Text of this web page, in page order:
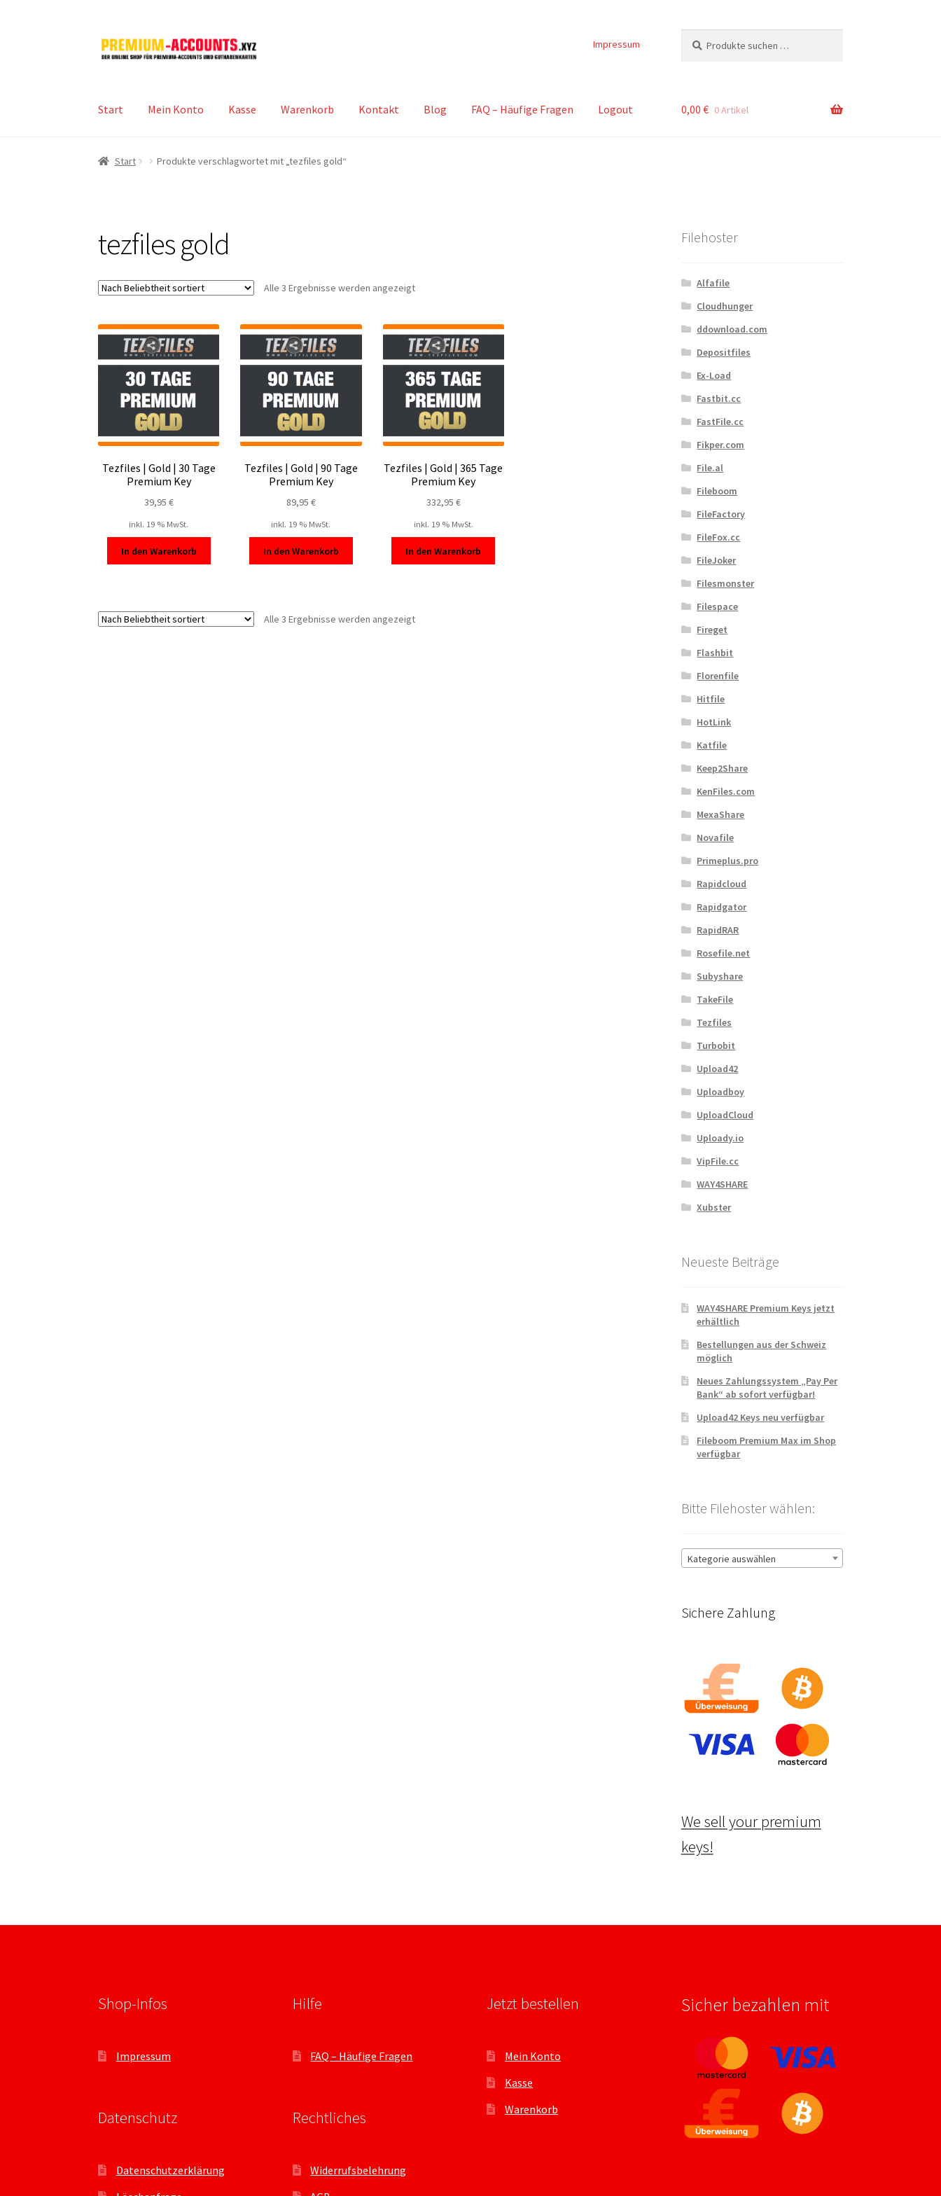
Zur
Navigation
Zum
Inhalt
Impressum
nach:
Start Mein Konto Kasse Warenkorb Kontakt Blog FAQ – Häufige Fragen Logout 0,00 € 0 Artikel
Start Produkte verschlagwortet mit „tezfiles gold“
tezfiles gold
Alle 3 Ergebnisse werden angezeigtNach
Tezfiles | Gold | 30 Tage
Premium Key
39,95 €
inkl. 19 % MwSt.
In den Warenkorb
Tezfiles | Gold | 90 Tage
Premium Key
89,95 €
inkl. 19 % MwSt.
In den Warenkorb
Tezfiles | Gold | 365 Tage
Premium Key
332,95 €
inkl. 19 % MwSt.
In den Warenkorb
Alle 3 Ergebnisse werden angezeigtNach
Filehoster
Alfafile
Cloudhunger
ddownload.com
Depositfiles
Ex-Load
Fastbit.cc
FastFile.cc
Fikper.com
File.al
Fileboom
FileFactory
FileFox.cc
FileJoker
Filesmonster
Filespace
Fireget
Flashbit
Florenfile
Hitfile
HotLink
Katfile
Keep2Share
KenFiles.com
MexaShare
Novafile
Primeplus.pro
Rapidcloud
Rapidgator
RapidRAR
Rosefile.net
Subyshare
TakeFile
Tezfiles
Turbobit
Upload42
Uploadboy
UploadCloud
Uploady.io
VipFile.cc
WAY4SHARE
Xubster
Neueste Beiträge
WAY4SHARE Premium Keys jetzt
erhältlich
Bestellungen aus der Schweiz
möglich
Neues Zahlungssystem „Pay Per
Bank“ ab sofort verfügbar!
Upload42 Keys neu verfügbar
Fileboom Premium Max im Shop
verfügbar
Bitte Filehoster wählen:
Kategorie auswählen
Sichere Zahlung
We sell your premium
keys!
Shop-Infos
Impressum
Datenschutz
Datenschutzerklärung
Hilfe
FAQ – Häufige Fragen
Rechtliches
Widerrufsbelehrung
Jetzt bestellen
Mein Konto
Kasse
Warenkorb
Sicher bezahlen mit